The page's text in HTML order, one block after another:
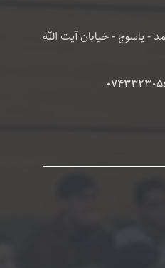
- یاسوج - خیابان آیت الله